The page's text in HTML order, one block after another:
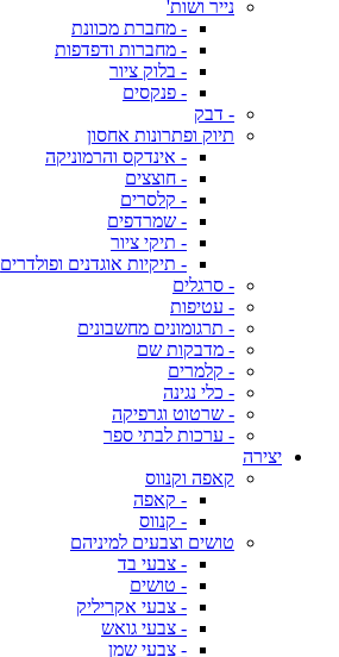
נייר ושות'
- מחברת מכוונת
- מחברות ודפדפות
- בלוק ציור
- פנקסים
- דבק
תיוק ופתרונות אחסון
- אינדקס והרמוניקה
- חוצצים
- קלסרים
- שמרדפים
- תיקי ציור
- תיקיות אוגדנים ופולדרים
- סרגלים
- עטיפות
- תרגומונים מחשבונים
- מדבקות שם
- קלמרים
- כלי נגינה
- שרטוט וגרפיקה
- ערכות לבתי ספר
יצירה
קאפה וקנווס
- קאפה
- קנווס
טושים וצבעים למיניהם
- צבעי בד
- טושים
- צבעי אקריליק
- צבעי גואש
- צבעי שמן